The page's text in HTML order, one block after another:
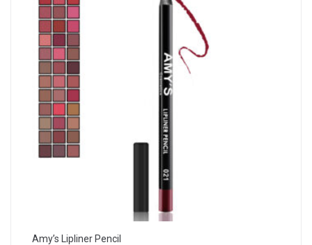
Amy’s Lipliner Pencil